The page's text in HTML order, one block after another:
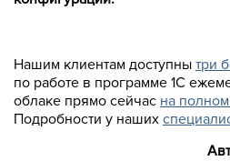
Нашим клиентам доступны три
по работе в программе 1С
облаке прямо сейчас на
Подробности у наших